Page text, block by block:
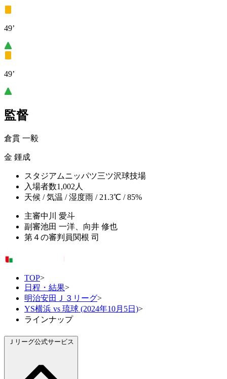
49’
49’
監督
倉貫 一毅
金 鍾成
スタジアムニッパツ三ツ沢球技場
入場者数1,002人
天候 / 気温 / 湿度雨 / 21.3℃ / 85%
主審中川 愛斗
副審池田 一洋、向井 修也
第４の審判員関根 司
TOP>
日程・結果>
明治安田Ｊ３リーグ>
YS横浜 vs 琉球 (2024年10月5日)>
ラインナップ
Ｊリーグ公式サービス